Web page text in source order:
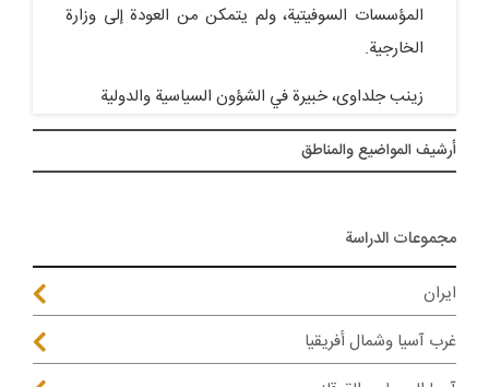
المؤسسات السوفيتية، ولم يتمكن من العودة إلى وزارة
الخارجية.
زینب جلداوی، خبيرة في الشؤون السياسية والدولية
أرشيف المواضیع والمناطق
مجموعات الدراسة
ايران
غرب آسيا وشمال أفريقيا